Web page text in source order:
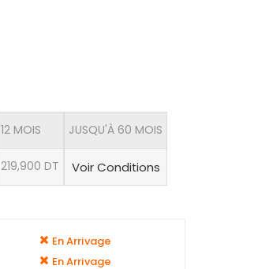
12 MOIS
219,900 DT
JUSQU'À 60 MOIS
Voir Conditions
En Arrivage
En Arrivage